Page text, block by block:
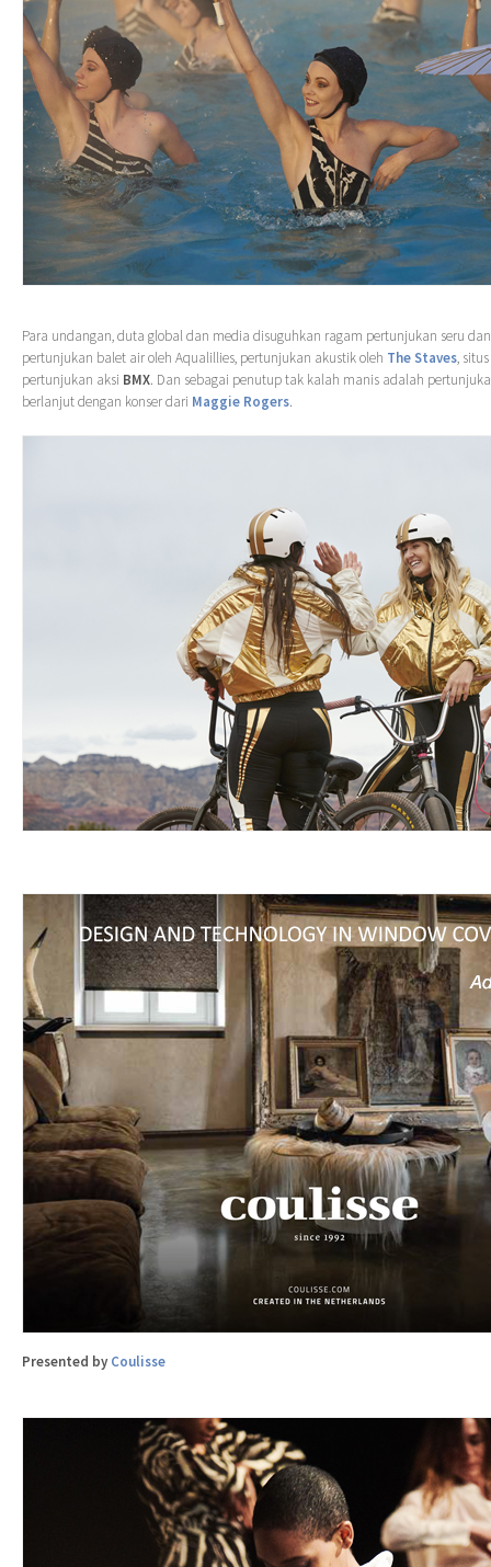
Para undangan, duta global dan media disuguhkan ragam pertunjukan seru
pertunjukan balet air oleh Aqualillies, pertunjukan akustik oleh The Staves,
pertunjukan aksi BMX. Dan sebagai penutup tak kalah manis adalah
berlanjut dengan konser dari Maggie Rogers.
Presented by Coulisse